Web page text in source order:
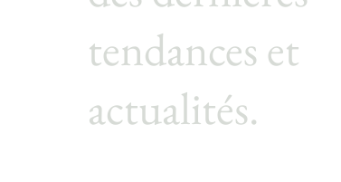
tendances et
actualités.